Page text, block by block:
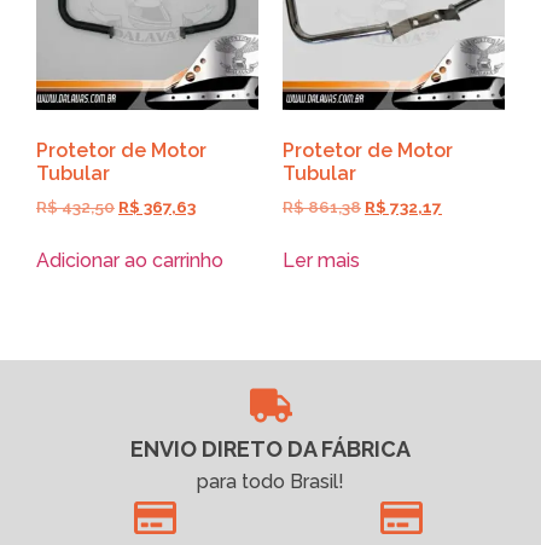
Protetor de Motor
Tubular
R$432,50 R$ 367,63
Adicionar ao carrinho
Protetor de Motor
Tubular
R$861,38 R$ 732,17
Ler mais
ENVIO DIRETO DA FÁBRICA
para todo Brasil!